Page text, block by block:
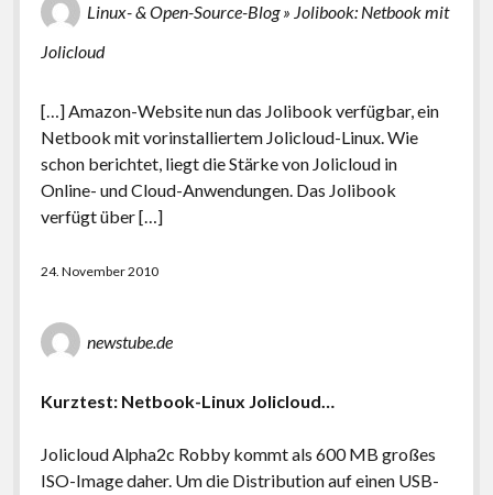
Linux- & Open-Source-Blog » Jolibook: Netbook mit
Jolicloud
[…] Amazon-Website nun das Jolibook verfügbar, ein
Netbook mit vorinstalliertem Jolicloud-Linux. Wie
schon berichtet, liegt die Stärke von Jolicloud in
Online- und Cloud-Anwendungen. Das Jolibook
verfügt über […]
24. November 2010
newstube.de
Kurztest: Netbook-Linux Jolicloud…
Jolicloud Alpha2c Robby kommt als 600 MB großes
ISO-Image daher. Um die Distribution auf einen USB-